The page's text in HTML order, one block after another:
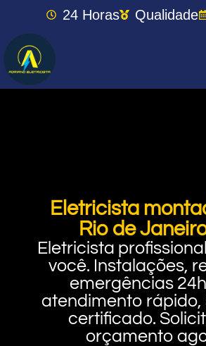
24 Horas Qualidade
Eletricista
Rio de
Eletricista
você. Instalações,
emergências
atendimento rápido,
certificado.
orçamento